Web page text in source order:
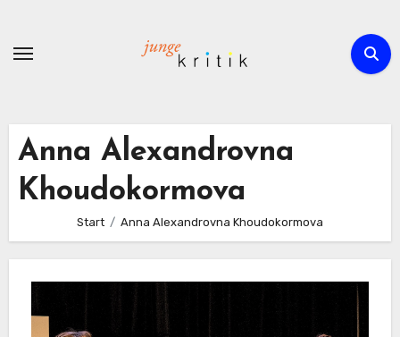
springen
Anna Alexandrovna
Khoudokormova
Start Anna Alexandrovna Khoudokormova